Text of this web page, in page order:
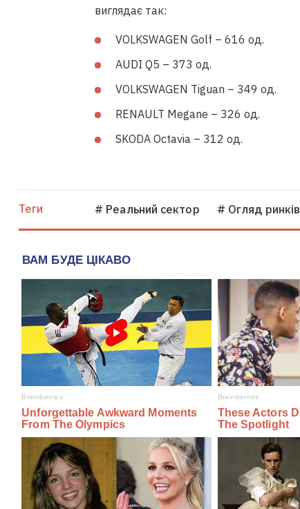
виглядає так:
VOLKSWAGEN Golf – 616 од.
AUDI Q5 – 373 од.
VOLKSWAGEN Tiguan – 349 од.
RENAULT Megane – 326 од.
SKODA Octavia – 312 од.
Теги # Реальний сектор # Огляд ринків